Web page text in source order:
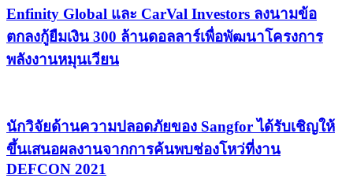
Enfinity Global และ CarVal Investors ลงนามข้อ
ตกลงกู้ยืมเงิน 300 ล้านดอลลาร์เพื่อพัฒนาโครงการ
พลังงานหมุนเวียน
นักวิจัยด้านความปลอดภัยของ Sangfor ได้รับเชิญให้
ขึ้นเสนอผลงานจากการค้นพบช่องโหว่ที่งาน
DEFCON 2021